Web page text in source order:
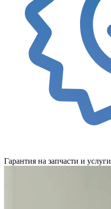
Гарантия на запчасти и услуги